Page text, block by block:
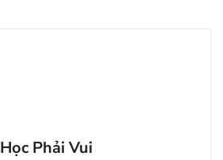
Học Phải Vui